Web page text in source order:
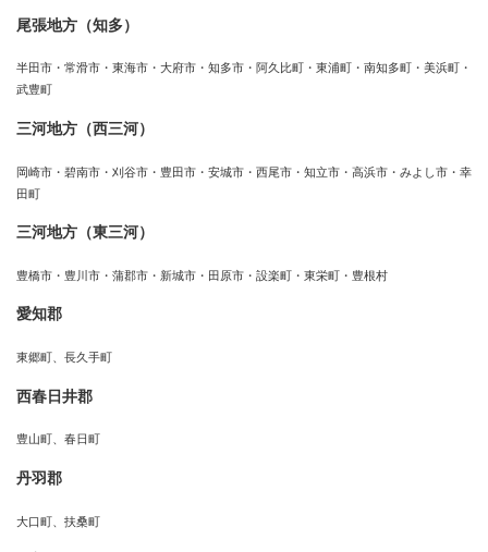
尾張地方（知多）
半田市・常滑市・東海市・大府市・知多市・阿久比町・東浦町・南知多町・美浜町・
武豊町
三河地方（西三河）
岡崎市・碧南市・刈谷市・豊田市・安城市・西尾市・知立市・高浜市・みよし市・幸
田町
三河地方（東三河）
豊橋市・豊川市・蒲郡市・新城市・田原市・設楽町・東栄町・豊根村
愛知郡
東郷町、長久手町
西春日井郡
豊山町、春日町
丹羽郡
大口町、扶桑町